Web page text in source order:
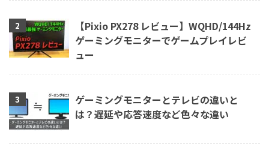
【Pixio PX278 レビュー】WQHD/144Hz
ゲーミングモニターでゲームプレイレビ
ュー
ゲーミングモニターとテレビの違いと
は？遅延や応答速度など色々な違い